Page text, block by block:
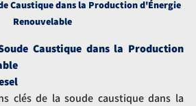
Caustique dans la Production d'Énergie
Renouvelable
Caustique dans la Production
clés de la soude caustique dans la